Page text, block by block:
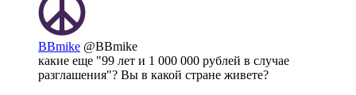
BBmike @BBmike
какие еще "99 лет и 1 000 000 рублей в случае
разглашения"? Вы в какой стране живете?